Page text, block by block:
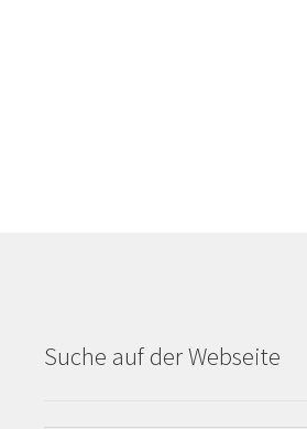
Suche auf der Webseite